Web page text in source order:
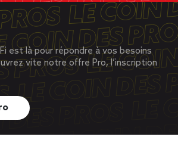
est là pour répondre à vos besoins
vite notre offre Pro, l’inscription